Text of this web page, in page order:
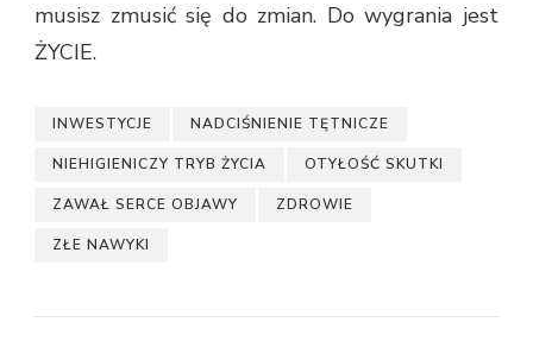
musisz zmusić się do zmian. Do wygrania jest
ŻYCIE.
INWESTYCJE NADCIŚNIENIE TĘTNICZE
NIEHIGIENICZY TRYB ŻYCIA OTYŁOŚĆ SKUTKI
ZAWAŁ SERCE OBJAWY ZDROWIE
ZŁE NAWYKI